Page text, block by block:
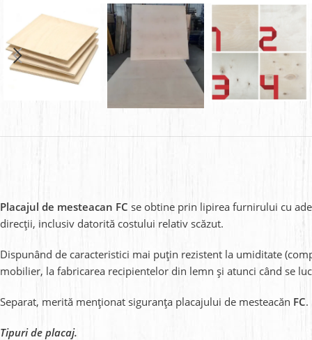
Placajul de mesteacan FC se obtine prin lipirea furnirului cu
direcții, inclusiv datorită costului relativ scăzut.
Dispunând de caracteristici mai puțin rezistent la umiditate
mobilier, la fabricarea recipientelor din lemn și atunci când se
Separat, merită menționat siguranța placajului de mesteacăn FC.
Tipuri de placaj.